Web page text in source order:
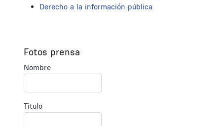
Derecho a la información pública
Fotos prensa
Nombre
Titulo